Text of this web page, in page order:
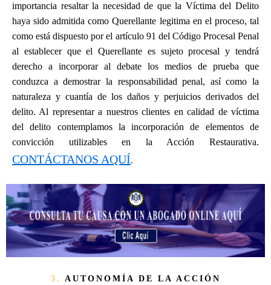
importancia resaltar la necesidad de que la Víctima del Delito
haya sido admitida como Querellante legitima en el proceso, tal
como está dispuesto por el artículo 91 del Código Procesal Penal
al establecer que el Querellante es sujeto procesal y tendrá
derecho a incorporar al debate los medios de prueba que
conduzca a demostrar la responsabilidad penal, así como la
naturaleza y cuantía de los daños y perjuicios derivados del
delito. Al representar a nuestros clientes en calidad de víctima
del delito contemplamos la incorporación de elementos de
convicción utilizables en la Acción Restaurativa.
CONTÁCTANOS AQUÍ.
3. AUTONOMÍA DE LA ACCIÓN